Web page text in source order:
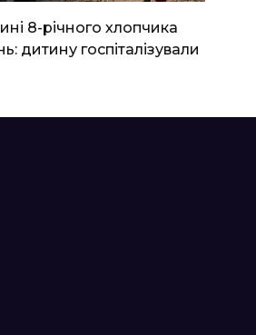
8-річного хлопчика
дитину госпіталізували